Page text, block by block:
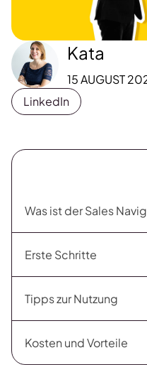
Kata
15 AUGUST
LinkedIn
Was ist der Sales
Erste Schritte
Tipps zur Nutzung
Kosten und Vorteile